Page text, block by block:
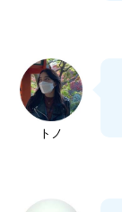
トノ